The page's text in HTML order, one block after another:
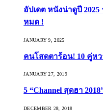
อัปเดต หนังน่าดูปี
หมด !
JANUARY 9, 2025
คนโสดตาร้อน! 10 คู่ห
JANUARY 27, 2019
5 “Channel สุดฮา
DECEMBER 28, 2018